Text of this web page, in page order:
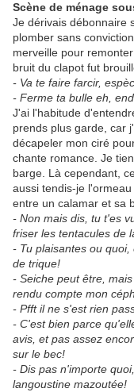
Scène de ménage
Je dérivais débonnaire
plomber sans
merveille pour
bruit du clapot fut
- Va te faire farcir,
- Ferme ta bulle eh,
J'ai l'habitude
prends plus garde, car
décapeler mon ciré
chante romance. Je
barge. Là cependant,
aussi tendis-je
entre un calamar et sa
- Non mais dis, tu t'es
friser les tentacules de
- Tu plaisantes ou
de trique!
- Seiche peut être,
rendu compte mon
- Pfft il ne s'est rien
- C'est bien parce
avis, et pas assez
sur le bec!
- Dis pas n'importe
langoustine mazoutée!